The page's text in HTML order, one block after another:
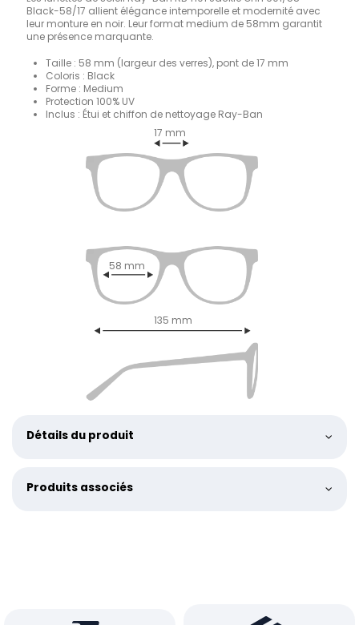
Black-58/17 allient élégance intemporelle et modernité avec
leur monture en noir. Leur format medium de 58mm garantit
une présence marquante.
Taille : 58 mm (largeur des verres), pont de 17 mm
Coloris : Black
Forme : Medium
Protection 100% UV
Inclus : Étui et chiffon de nettoyage Ray-Ban
17 mm
58 mm
135 mm
Détails du produit
Produits associés